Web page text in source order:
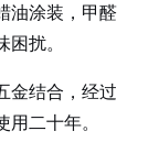
油涂装，甲醛
扰。
金结合，经过
二十年。